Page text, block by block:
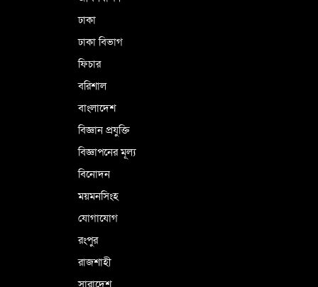
ঢাকা
ঢাকা বিভাগ
ফিচার
বরিশাল
বাংলাদেশ
বিজ্ঞান প্রযুক্তি
বিজ্ঞাপনের মূল্য
বিনোদন
ময়মনসিংহ
যোগাযোগ
রংপুর
রাজশাহী
সারাদেশ